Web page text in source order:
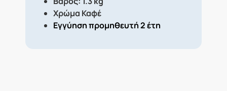
Χρώμα Καφέ
Εγγύηση προμηθευτή 2 έτη